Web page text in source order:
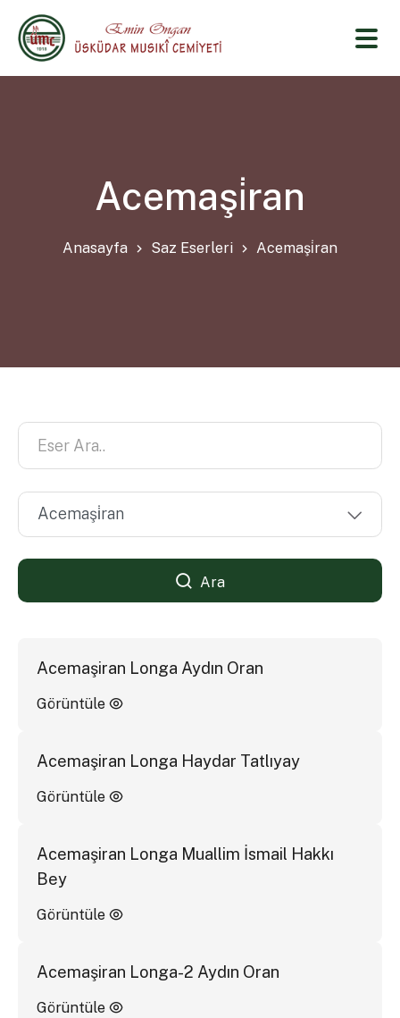
Acemaşi̇ran
Anasayfa Saz Eserleri Acemaşi̇ran
Ara
Acemaşiran Longa Aydın Oran
Görüntüle
Acemaşiran Longa Haydar Tatlıyay
Görüntüle
Acemaşiran Longa Muallim İsmail Hakkı
Bey
Görüntüle
Acemaşiran Longa-2 Aydın Oran
Görüntüle